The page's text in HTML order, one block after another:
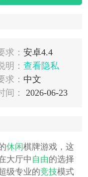
求： 安卓4.4
明： 查看隐私
求： 中文
间： 2026-06-23
休闲棋牌游戏，这
大厅中 自由的选择
级专业的竞技模式